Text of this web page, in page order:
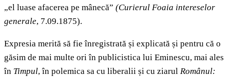
„el luase afacerea pe mânecă” (Curierul Foaia intereselor
generale, 7.09.1875).
Expresia merită să fie înregistrată și explicată și pentru că o
găsim de mai multe ori în publicistica lui Eminescu, mai ales
în Timpul, în polemica sa cu liberalii și cu ziarul Românul: